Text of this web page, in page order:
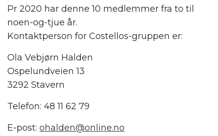
Pr 2020 har denne 10 medlemmer fra to til
noen-og-tjue år.
Kontaktperson for Costellos-gruppen er:
Ola Vebjørn Halden
Ospelundveien 13
3292 Stavern
Telefon: 48 11 62 79
E-post: ohalden@online.no